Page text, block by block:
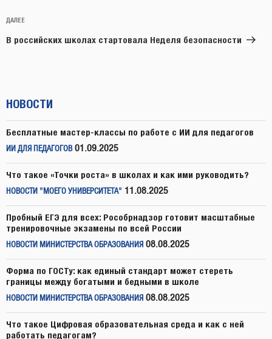
Следующая
запись
ДАЛЕЕ
В российских школах стартовала Неделя безопасности
НОВОСТИ
Бесплатные мастер-классы по работе с ИИ для педагогов
ИИ ДЛЯ ПЕДАГОГОВ 01.09.2025
Что такое «Точки роста» в школах и как ими руководить?
НОВОСТИ "МОЕГО УНИВЕРСИТЕТА" 11.08.2025
Пробный ЕГЭ для всех: Рособрнадзор готовит масштабные
тренировочные экзамены по всей России
НОВОСТИ МИНИСТЕРСТВА ОБРАЗОВАНИЯ 08.08.2025
Форма по ГОСТу: как единый стандарт может стереть
границы между богатыми и бедными в школе
НОВОСТИ МИНИСТЕРСТВА ОБРАЗОВАНИЯ 08.08.2025
Что такое Цифровая образовательная среда и как с ней
работать педагогам?